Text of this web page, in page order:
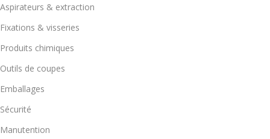
Aspirateurs & extraction
Fixations & visseries
Produits chimiques
Outils de coupes
Emballages
Sécurité
Manutention